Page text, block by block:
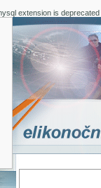
extension is